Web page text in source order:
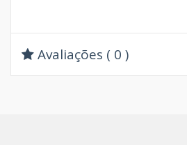
Avaliações ( 0 )